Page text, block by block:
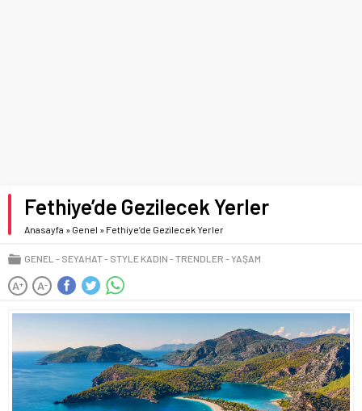
Fethiye’de Gezilecek Yerler
Anasayfa » Genel » Fethiye’de Gezilecek Yerler
GENEL SEYAHAT STYLE KADIN TRENDLER YAŞAM
A+ A-